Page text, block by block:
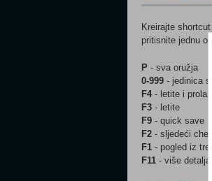
Kreirajte
pritisnite jednu
P - sva oružja
0-999 - jedinica
F4 - letite i
F3 - letite
F9 - quick save
F2 - sljedeći
F1 - pogled iz
F11 - više detalja